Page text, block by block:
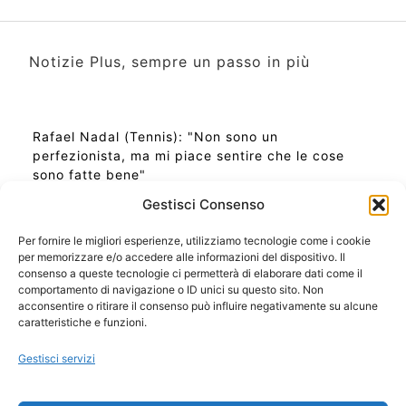
Gestisci Consenso
Per fornire le migliori esperienze, utilizziamo tecnologie come i cookie
per memorizzare e/o accedere alle informazioni del dispositivo. Il
consenso a queste tecnologie ci permetterà di elaborare dati come il
comportamento di navigazione o ID unici su questo sito. Non
acconsentire o ritirare il consenso può influire negativamente su alcune
caratteristiche e funzioni.
Gestisci servizi
Notizie Plus, sempre un passo in più
Rafael Nadal (Tennis): "Non sono un
perfezionista, ma mi piace sentire che le cose
sono fatte bene"
Ora Esatta in Italia in questo momento
Ti Senti Strano Ultimamente? Potrebbe Essere per
la Risonanza di Schumann
Come Sapere Se Stai Ascendendo alla Quinta